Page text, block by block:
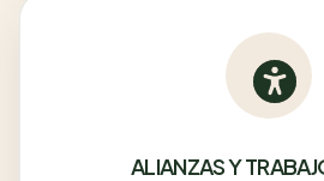
ALIANZAS Y